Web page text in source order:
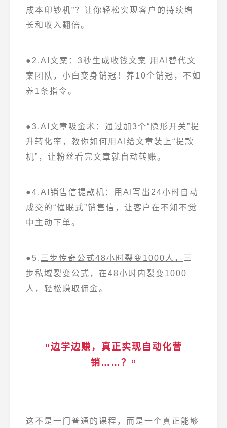
成本印钞机”？让你轻松实现客户的持续增
长和收入翻倍。
●2.AI文案：3秒生成收钱文案 用AI替代文
案团队，小白变身销冠！养10个销冠，不如
养1条指令。
●3.AI文章吸金术：通过加3个“隐形开关”提
升转化率，教你如何用AI给文章装上“提款
机”，让粉丝看完文章就自动转账。
●4.AI销售信提款机：用AI写出24小时自动
成交的“催眠式”销售信，让客户在不知不觉
中主动下单。
●5. 三步传奇公式48小时裂变1000人，
三
步私域裂变公式，在48小时内裂变1000
人，轻松赚取佣金。
“边学边赚，真正实现自动化营
销……？”
这不是一门普通的课程，而是一个真正能够